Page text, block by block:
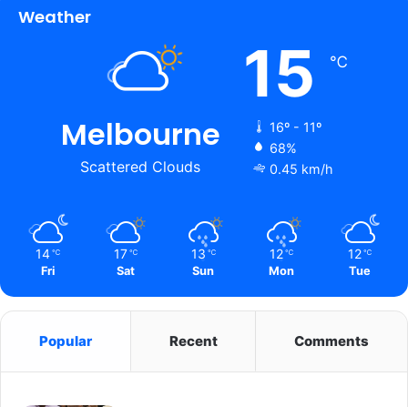
Weather
Melbourne
Scattered Clouds
15 ℃
16º - 11º
68%
0.45 km/h
14 ℃
Fri
17 ℃
Sat
13 ℃
Sun
12 ℃
Mon
12 ℃
Tue
Popular Recent Comments